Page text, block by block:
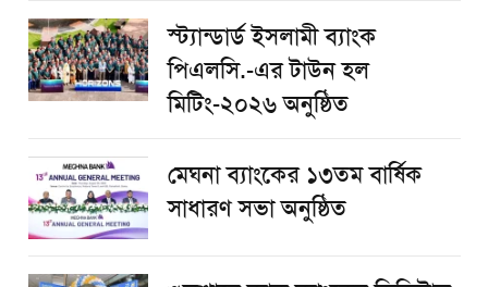
স্ট্যান্ডার্ড ইসলামী ব্যাংক
পিএলসি.-এর টাউন হল
মিটিং-২০২৬ অনুষ্ঠিত
মেঘনা ব্যাংকের ১৩তম বার্ষিক
সাধারণ সভা অনুষ্ঠিত